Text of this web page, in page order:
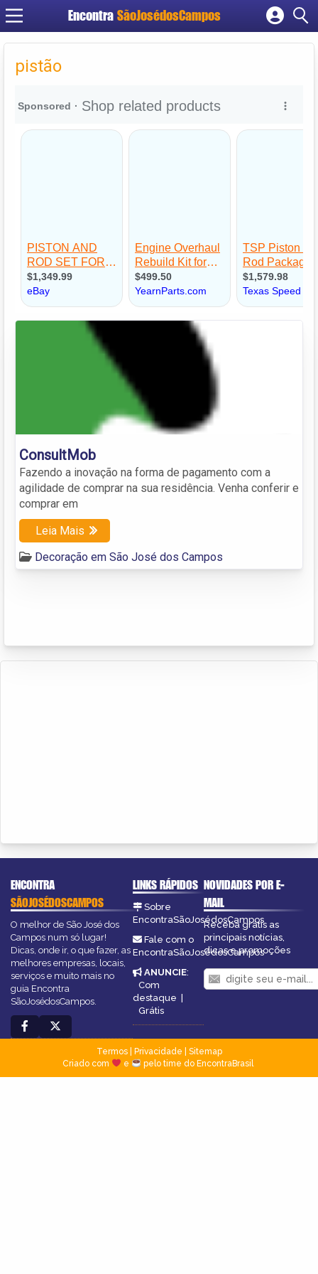
Encontra SãoJosédosCampos
Cadastrar empresa
pistão
ConsultMob
Fazendo a inovação na forma de pagamento com a
agilidade de comprar na sua residência. Venha conferir e
comprar em
Leia Mais
Decoração em São José dos Campos
ENCONTRA
SÃOJOSÉDOSCAMPOS
O melhor de São José dos
Campos num só lugar!
Dicas, onde ir, o que fazer, as
melhores empresas, locais,
serviços e muito mais no
guia Encontra
SãoJosédosCampos.
LINKS RÁPIDOS
Sobre
EncontraSãoJosédosCampos
Fale com o
EncontraSãoJosédosCampos
ANUNCIE:
Com
destaque |
Grátis
NOVIDADES POR E-
MAIL
Receba grátis as
principais notícias,
dicas e promoções
Termos| Privacidade
Sitemap
Criado com
e pelo time do EncontraBrasil